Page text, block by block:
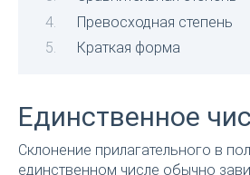
Превосходная степень
Краткая форма
Единственное
Склонение прилагательного в
единственном числе обычно